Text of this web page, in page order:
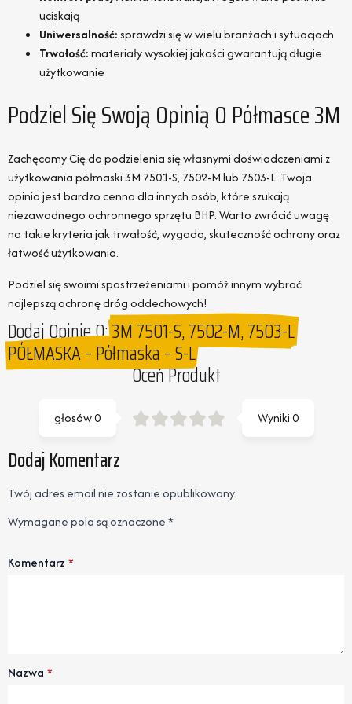
uciskają
Uniwersalność:sprawdzi się w wielu branżach i sytuacjach
Trwałość:materiały wysokiej jakości gwarantują długie
użytkowanie
Podziel Się Swoją Opinią O Półmasce 3M
Zachęcamy Cię do podzielenia się własnymi doświadczeniami z
użytkowania półmaski 3M 7501-S, 7502-M lub 7503-L. Twoja
opinia jest bardzo cenna dla innych osób, które szukają
niezawodnego ochronnego sprzętu BHP. Warto zwrócić uwagę
na takie kryteria jak trwałość, wygoda, skuteczność ochrony oraz
łatwość użytkowania.
Podziel się swoimi spostrzeżeniami i pomóż innym wybrać
najlepszą ochronę dróg oddechowych!
Dodaj Opinie O:3M 7501-S, 7502-M, 7503-L
PÓŁMASKA – Półmaska – S-L
Oceń Produkt
Wyniki0
głosów0
Dodaj Komentarz
Twój adres email nie zostanie opublikowany.
Wymagane pola są oznaczone*
Komentarz *
Nazwa *